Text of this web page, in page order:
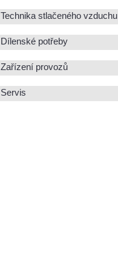
Technika stlačeného vzduchu
Dílenské potřeby
Zařízení provozů
Servis